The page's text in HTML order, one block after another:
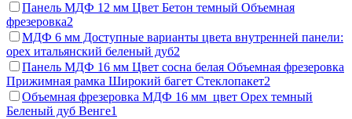
Панель МДФ 12 мм Цвет Бетон темный Объемная
фрезеровка2
МДФ 6 мм Доступные варианты цвета внутренней панели:
орех итальянский беленый дуб2
Панель МДФ 16 мм Цвет сосна белая Объемная фрезеровка
Прижимная рамка Широкий багет Стеклопакет2
Объемная фрезеровка МДФ 16 мм цвет Орех темный
Беленый дуб Венге1